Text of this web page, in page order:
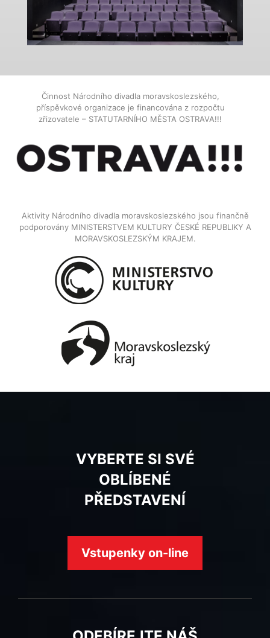
Činnost Národního divadla moravskoslezského,
příspěvkové organizace je financována z rozpočtu
zřizovatele – STATUTARNÍHO MĚSTA OSTRAVA!!!
Aktivity Národního divadla moravskoslezského jsou finančně
podporovány MINISTERSTVEM KULTURY ČESKÉ REPUBLIKY A
MORAVSKOSLEZSKÝM KRAJEM.
VYBERTE SI SVÉ
OBLÍBENÉ
PŘEDSTAVENÍ
Vstupenky on-line